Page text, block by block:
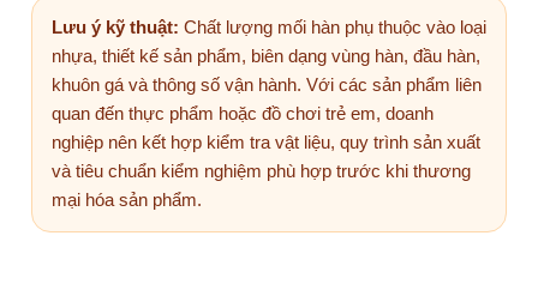
Lưu ý kỹ thuật: Chất lượng mối hàn phụ thuộc vào loại
nhựa, thiết kế sản phẩm, biên dạng vùng hàn, đầu hàn,
khuôn gá và thông số vận hành. Với các sản phẩm liên
quan đến thực phẩm hoặc đồ chơi trẻ em, doanh
nghiệp nên kết hợp kiểm tra vật liệu, quy trình sản xuất
và tiêu chuẩn kiểm nghiệm phù hợp trước khi thương
mại hóa sản phẩm.